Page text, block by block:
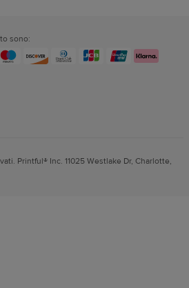
sono:
Printful® Inc. 11025 Westlake Dr, Charlotte,